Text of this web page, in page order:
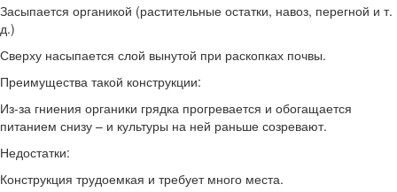
Засыпается органикой (растительные остатки, навоз, перегной и т.
д.)
Сверху насыпается слой вынутой при раскопках почвы.
Преимущества такой конструкции:
Из-за гниения органики грядка прогревается и обогащается
питанием снизу – и культуры на ней раньше созревают.
Недостатки:
Конструкция трудоемкая и требует много места.